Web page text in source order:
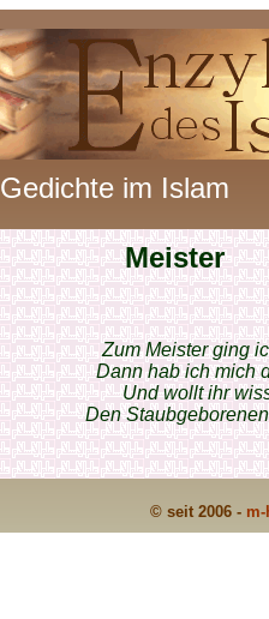
Gedichte im Islam
Meister
Zum Meister ging
Dann hab ich mich
Und wollt ihr
Den
© seit 2006 -